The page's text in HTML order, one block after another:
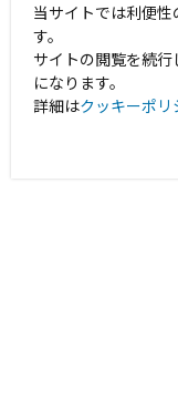
当サイトでは利便
す。
サイトの閲覧を続
になります。
詳細はクッキーポリ